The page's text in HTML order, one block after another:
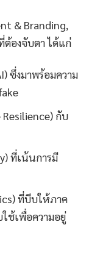
& Branding,
ต้องจับตา ได้แก่
ซึ่งมาพร้อมความ
กับ
ที่เน้นการมี
ที่บีบให้ภาค
ใช้เพื่อความอยู่